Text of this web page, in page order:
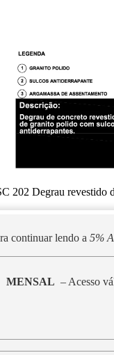
202 Degrau revestido
continuar lendo a 5%
MENSAL – Acesso